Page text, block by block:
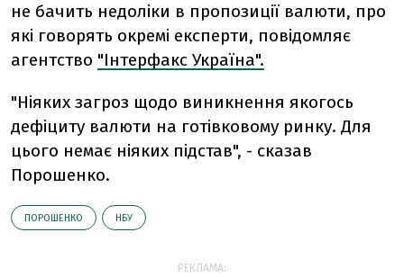
не бачить недоліки в пропозиції валюти, про
які говорять окремі експерти, повідомляє
агентство "Інтерфакс Україна".
"Ніяких загроз щодо виникнення якогось
дефіциту валюти на готівковому ринку. Для
цього немає ніяких підстав", - сказав
Порошенко.
ПОРОШЕНКО НБУ
РЕКЛАМА: